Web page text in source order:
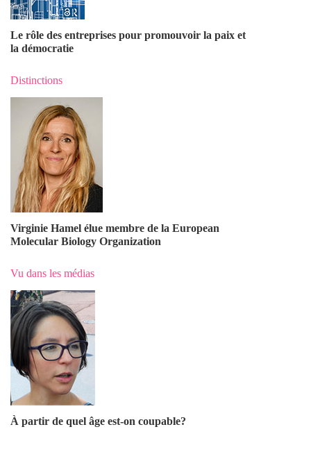
Le rôle des entreprises pour promouvoir la paix et
la démocratie
Distinctions
Virginie Hamel élue membre de la European
Molecular Biology Organization
Vu dans les médias
À partir de quel âge est-on coupable?